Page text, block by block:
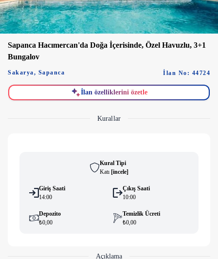
Sapanca Hacımercan'da Doğa İçerisinde, Özel Havuzlu, 3+1
Bungalov
Sakarya, Sapanca İlan No: 44724
İlan özelliklerini özetle
Kurallar
Kural Tipi
Katı [i̇ncele]
Giriş Saati
14:00
Çıkış Saati
10:00
Depozito
₺0,00
Temizlik Ücreti
₺0,00
Açıklama